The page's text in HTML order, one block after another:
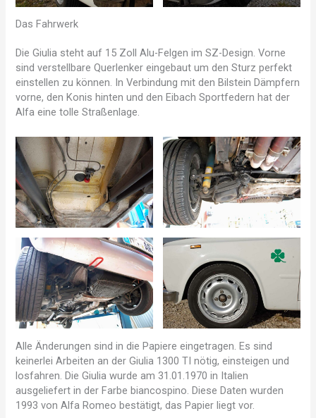
Das Fahrwerk
Die Giulia steht auf 15 Zoll Alu-Felgen im SZ-Design. Vorne
sind verstellbare Querlenker eingebaut um den Sturz perfekt
einstellen zu können. In Verbindung mit den Bilstein Dämpfern
vorne, den Konis hinten und den Eibach Sportfedern hat der
Alfa eine tolle Straßenlage.
Alle Änderungen sind in die Papiere eingetragen. Es sind
keinerlei Arbeiten an der Giulia 1300 TI nötig, einsteigen und
losfahren. Die Giulia wurde am 31.01.1970 in Italien
ausgeliefert in der Farbe biancospino. Diese Daten wurden
1993 von Alfa Romeo bestätigt, das Papier liegt vor.